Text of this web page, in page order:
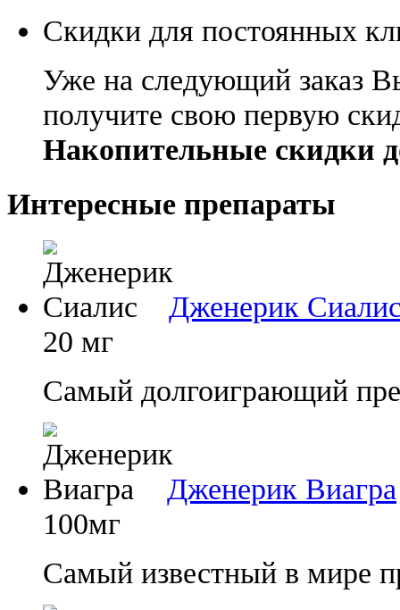
Скидки для постоянных
Уже на следующий заказ
получите свою первую
Накопительные скидки
Интересные препараты
Дженерик
20 мг
Самый долгоиграющий
Дженерик Виагра
100мг
Самый известный в мире